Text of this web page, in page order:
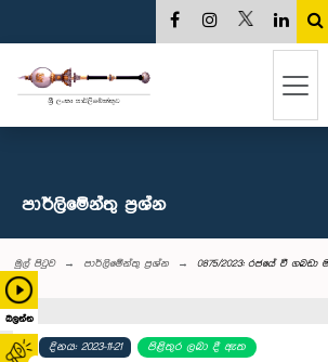
බලන්න
පාර්ලි‌මේන්තු‌ ප්‍රශ්න
මුල් පිටුව පාර්ලි‌මේන්තු‌ ප්‍රශ්න 0875/2023: රජයේ වී ගබඩා
දිනය: 2023-11-21 පිළිතුර ලබා දී ඇත